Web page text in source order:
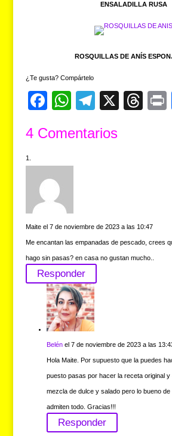
ENSALADILLA RUSA
ROSQUILLAS DE ANÍS
¿Te gusta? Compártelo
F
c
b
o
k
W
at
p
T
e
X
T
4 Comentarios
Maite el 7 de noviembre de 2023 a las 10:47
Me encantan las empanadas de pescado, crees
hago sin pasas? en casa no gustan mucho..
Responder
Belén el 7 de noviembre de 2023 a las
Hola Maite. Por supuesto que la puedes
puesto pasas por hacer la receta original
mezcla de dulce y salado pero lo bueno
admiten todo. Gracias!!!
Responder